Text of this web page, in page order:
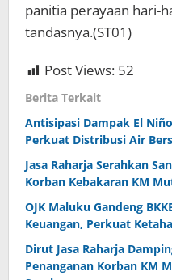
panitia perayaan hari-
tandasnya.(ST01)
Post Views: 52
Berita Terkait
Antisipasi Dampak El
Perkuat Distribusi Air
Jasa Raharja Serahkan
Korban Kebakaran KM
OJK Maluku Gandeng
Keuangan, Perkuat
Dirut Jasa Raharja
Penanganan Korban KM